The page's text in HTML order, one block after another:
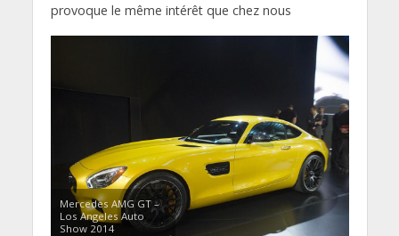
provoque le même intérêt que chez nous
Mercedes AMG GT –
Los Angeles Auto
Show 2014